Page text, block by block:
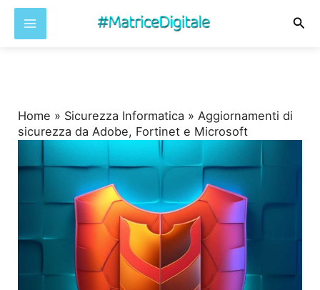
Home » Sicurezza Informatica »Aggiornamenti di
sicurezza da Adobe, Fortinet e Microsoft